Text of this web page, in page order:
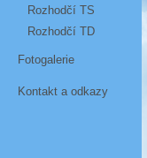
Rozhodčí TS
Rozhodčí TD
Fotogalerie
Kontakt a odkazy